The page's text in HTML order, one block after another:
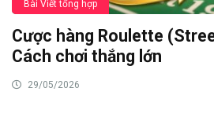
Bài Viết tổng hợp
Cược hàng Roulette
Cách chơi thắng lớn
29/05/2026